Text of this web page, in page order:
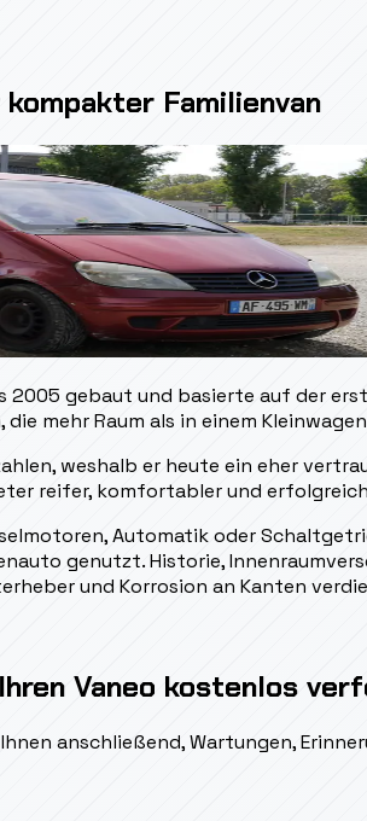
Familienvan
2005 gebaut und basierte auf der
mehr Raum als in einem
weshalb er heute ein eher
reifer, komfortabler und
Automatik oder
genutzt. Historie,
und Korrosion an Kanten
Vaneo kostenlos
anschließend, Wartungen,